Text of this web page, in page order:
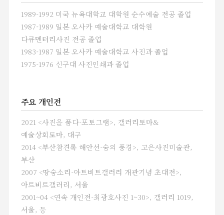
그는 무서우리만큼 작업에만 몰두했다. 그의
밀양 작업실을 방문해보면 그가 평생에 걸쳐
만들어온 작업의 양에 압도된다.(비교적 최근
그는 그림도 그리기 시작했다.) 그의
사진에는 이번 15회 전주사진축제에서
처음으로 다루는 신구대학교 대학시절
가족, 그리고 그들과 함께하는 일상적인
생활사, 그 안에서 자연스레 겪은 삶의
탄생과 죽음이 그의 작업 인생에서 첫 묶음을
형성한다.
선보이는 ‘Family Man’은 총 14점의
사진으로 이뤄져 있으며, 그의 장인과 장모의
죽음을 순차적으로 보여주고 있다. 장인과
장모가 죽는 순간을 통해 그는 그의 가장
1989-1992 미국 뉴욕대학교 대학원 순수예술 전공 졸업
1987-1989 일본 오사카 예술대학교 대학원
다큐멘터리사진 전공 졸업
1983-1987 일본 오사카 예술대학교 사진과 졸업
1975-1976 신구대 사진인쇄과 졸업
주요 개인전
2021 <사진을 품다-포토그램>, 갤러리토마&
예술상회토마, 대구
2014 <부산참견록 해안선-숨의 풍경>, 고은사진미술관,
부산
2007 <땅숨소리-아트비트갤러리 개관기념 초대전>,
아트비트갤러리, 서울
2001~04 <연속 개인전-최광호사진 1~30>, 갤러리 1019,
서울, 등